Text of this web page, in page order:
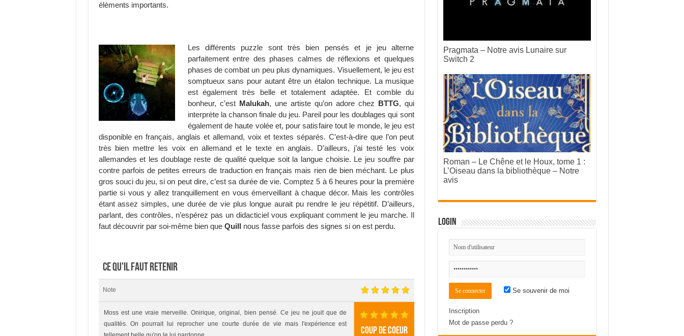
éléments importants.
Les différents puzzle sont très bien pensés et je jeu alterne
parfaitement entre des phases calmes de réflexions et quelques
phases de combat un peu plus dynamiques. Visuellement, le jeu est
somptueux sans pour autant être un étalon technique. La musique
est également très belle et totalement adaptée. Et comble du
bonheur, c’est Malukah, une artiste qu’on adore chez BTTG, qui
interprète la chanson finale du jeu. Pareil pour les doublages qui sont
également de haute volée et, pour satisfaire tout le monde, le jeu est
disponible en français, anglais et allemand, voix et textes séparés. C’est-à-dire que l’on peut
très bien mettre les voix en allemand et le texte en anglais. D’ailleurs, j’ai testé les voix
allemandes et les doublage reste de qualité quelque soit la langue choisie. Le jeu souffre par
contre parfois de petites erreurs de traduction en français mais rien de bien méchant. Le plus
gros souci du jeu, si on peut dire, c’est sa durée de vie. Comptez 5 à 6 heures pour la première
partie si vous y allez tranquillement en vous émerveillant à chaque décor. Mais les contrôles
étant assez simples, une durée de vie plus longue aurait pu rendre le jeu répétitif. D’ailleurs,
parlant, des contrôles, n’espérez pas un didacticiel vous expliquant comment le jeu marche. Il
faut découvrir par soi-même bien que Quill nous fasse parfois des signes si on est perdu.
Ce qu'il faut retenir
Note
Coup de coeur
Moss est une vraie merveille. Onirique, original, bien pensé. Ce jeu ne jouit que de
qualités. On pourrait lui reprocher une courte durée de vie mais l'expérience est
Pragmata – Notre avis Lunaire sur
Switch 2
Roman – Le Chêne et le Houx, tome 1 :
L’Oiseau dans la bibliothèque – Notre
avis
Login
Se souvenir de moi
Inscription
Mot de passe perdu ?